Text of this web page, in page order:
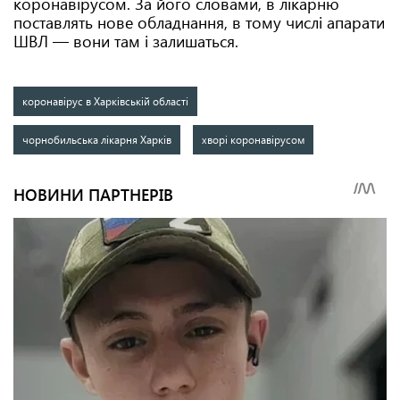
поставлять нове обладнання, в тому числі апарати
ШВЛ — вони там і залишаться.
коронавірус в Харківській області
чорнобильська лікарня Харків хворі коронавірусом